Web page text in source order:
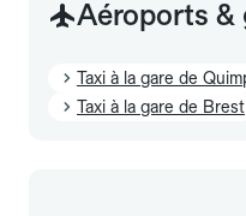
Aéroports &
Taxi à la gare de
Taxi à la gare de Brest